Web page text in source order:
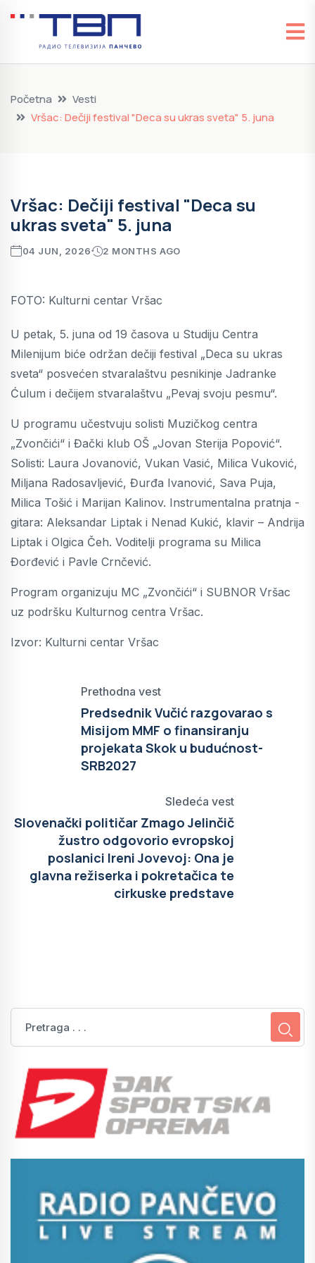
Početna
Vesti
Vršac: Dečiji festival "Deca su ukras sveta" 5. juna
Vršac: Dečiji festival "Deca su
ukras sveta" 5. juna
04 JUN, 2026 2 MONTHS AGO
FOTO: Kulturni centar Vršac
U petak, 5. juna od 19 časova u Studiju Centra
Milenijum biće održan dečiji festival „Deca su ukras
sveta“ posvećen stvaralaštvu pesnikinje Jadranke
Ćulum i dečijem stvaralaštvu „Pevaj svoju pesmu“.
U programu učestvuju solisti Muzičkog centra
„Zvončići“ i Đački klub OŠ „Jovan Sterija Popović“.
Solisti: Laura Jovanović, Vukan Vasić, Milica Vuković,
Miljana Radosavljević, Đurđa Ivanović, Sava Puja,
Milica Tošić i Marijan Kalinov. Instrumentalna pratnja -
gitara: Aleksandar Liptak i Nenad Kukić, klavir – Andrija
Liptak i Olgica Čeh. Voditelji programa su Milica
Đorđević i Pavle Crnčević.
Program organizuju MC „Zvončići“ i SUBNOR Vršac
uz podršku Kulturnog centra Vršac.
Izvor: Kulturni centar Vršac
Prethodna vest
Predsednik Vučić razgovarao s
Misijom MMF o finansiranju
projekata Skok u budućnost-
SRB2027
Sledeća vest
Slovenački političar Zmago Jelinčič
žustro odgovorio evropskoj
poslanici Ireni Jovevoj: Ona je
glavna režiserka i pokretačica te
cirkuske predstave